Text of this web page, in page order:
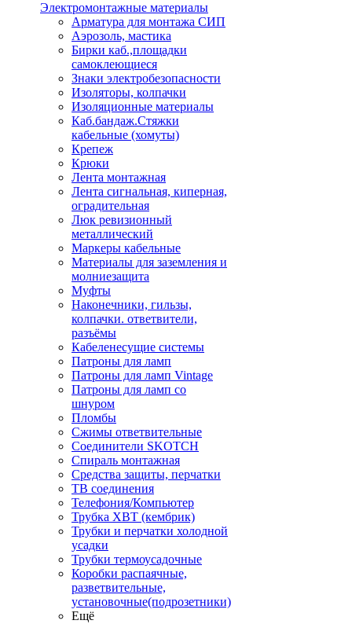
Электромонтажные материалы
Арматура для монтажа СИП
Аэрозоль, мастика
Бирки каб.,площадки
самоклеющиеся
Знаки электробезопасности
Изоляторы, колпачки
Изоляционные материалы
Каб.бандаж.Стяжки
кабельные (хомуты)
Крепеж
Крюки
Лента монтажная
Лента сигнальная, киперная,
оградительная
Люк ревизионный
металлический
Маркеры кабельные
Материалы для заземления и
молниезащита
Муфты
Наконечники, гильзы,
колпачки. ответвители,
разъёмы
Кабеленесущие системы
Патроны для ламп
Патроны для ламп Vintage
Патроны для ламп со
шнуром
Пломбы
Сжимы ответвительные
Соединители SKOTCH
Спираль монтажная
Средства защиты, перчатки
ТВ соединения
Телефония/Компьютер
Трубка ХВТ (кембрик)
Трубки и перчатки холодной
усадки
Трубки термоусадочные
Коробки распаячные,
разветвительные,
установочные(подрозетники)
Ещё